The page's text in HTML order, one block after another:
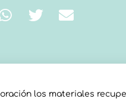
los materiales